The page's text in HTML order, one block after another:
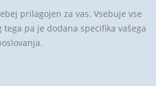
prilagojen za vas. Vsebuje vse
pa je dodana specifika vašega